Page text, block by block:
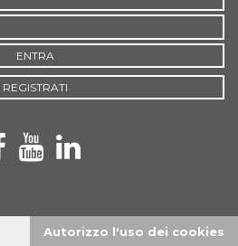
Autorizzo l'uso dei cookies
ENTRA
REGISTRATI